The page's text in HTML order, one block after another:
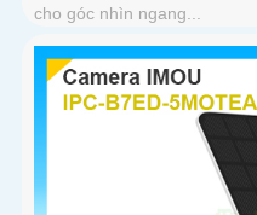
cho góc nhìn ngang...